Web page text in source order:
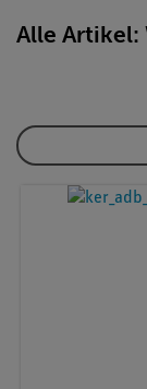
Alle Artikel: